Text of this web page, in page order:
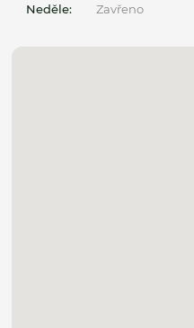
Neděle: Zavřeno